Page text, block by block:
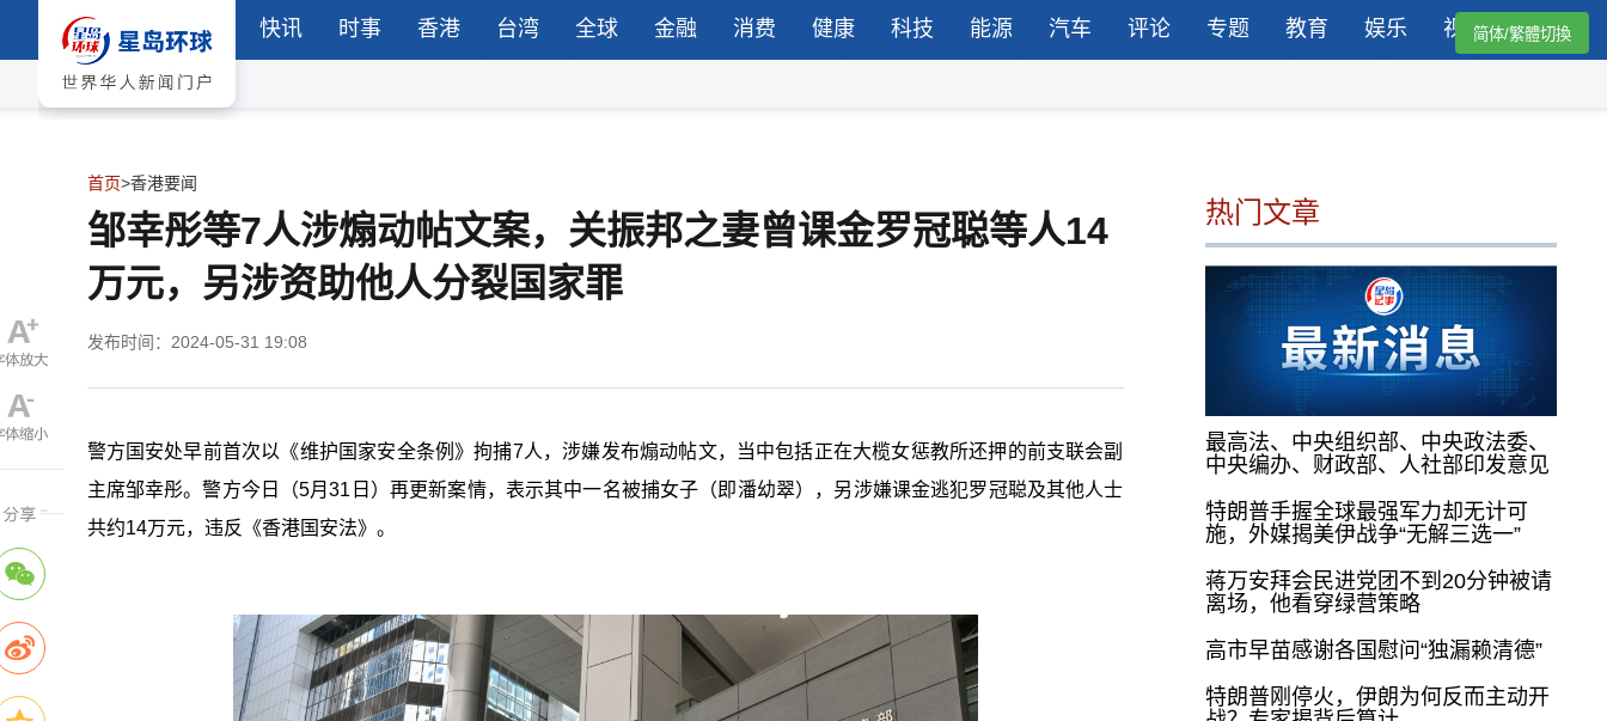
快讯 时事 香港 台湾 全球 金融 消费 健康 科技 能源 汽车 评论 专题 教育 娱乐 视频简体/繁體切換
首页>香港要闻
邹幸彤等7人涉煽动帖文案，关振邦之妻曾课金罗冠聪等人14
万元，另涉资助他人分裂国家罪
发布时间：2024-05-31 19:08
警方国安处早前首次以《维护国家安全条例》拘捕7人，涉嫌发布煽动帖文，当中包括正在大榄女惩教所还押的前支联会副
主席邹幸彤。警方今日（5月31日）再更新案情，表示其中一名被捕女子（即潘幼翠），另涉嫌课金逃犯罗冠聪及其他人士
共约14万元，违反《香港国安法》。
热门文章
最高法、中央组织部、中央政法委、
中央编办、财政部、人社部印发意见
特朗普手握全球最强军力却无计可
施，外媒揭美伊战争“无解三选一”
蒋万安拜会民进党团不到20分钟被请
离场，他看穿绿营策略
高市早苗感谢各国慰问“独漏赖清德”
特朗普刚停火，伊朗为何反而主动开